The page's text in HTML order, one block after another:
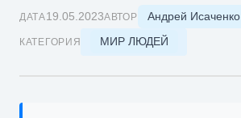
ДАТА19.05.2023АВТОР Андрей Исаченко
КАТЕГОРИЯ МИР ЛЮДЕЙ